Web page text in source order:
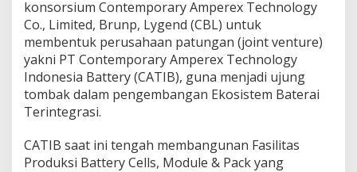
r
n
t
e
g
r
a
s
d
i
konsorsium Contemporary Amperex Technology
Co., Limited, Brunp, Lygend (CBL) untuk
membentuk perusahaan patungan (joint venture)
yakni PT Contemporary Amperex Technology
Indonesia Battery (CATIB), guna menjadi ujung
tombak dalam pengembangan Ekosistem Baterai
Terintegrasi.
CATIB saat ini tengah membangunan Fasilitas
Produksi Battery Cells, Module & Pack yang